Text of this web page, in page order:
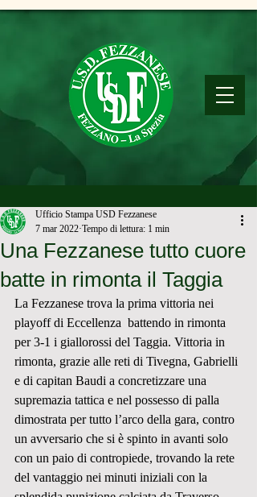
Una Fezzanese tutto cuore
batte in rimonta il Taggia
Ufficio Stampa USD Fezzanese
7 mar 2022 Tempo di lettura: 1 min
La Fezzanese trova la prima vittoria nei
playoff di Eccellenza  battendo in rimonta
per 3-1 i giallorossi del Taggia. Vittoria in
rimonta, grazie alle reti di Tivegna, Gabrielli
e di capitan Baudi a concretizzare una
supremazia tattica e nel possesso di palla
dimostrata per tutto l’arco della gara, contro
un avversario che si è spinto in avanti solo
con un paio di contropiede, trovando la rete
del vantaggio nei minuti iniziali con la